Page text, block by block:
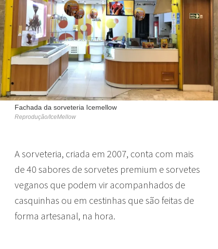
Fachada da sorveteria Icemellow
Reprodução/IceMellow
A sorveteria, criada em 2007, conta com mais
de 40 sabores de sorvetes premium e sorvetes
veganos que podem vir acompanhados de
casquinhas ou em cestinhas que são feitas de
forma artesanal, na hora.